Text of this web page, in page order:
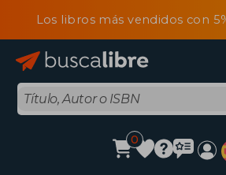
Los libros más vendidos con
0